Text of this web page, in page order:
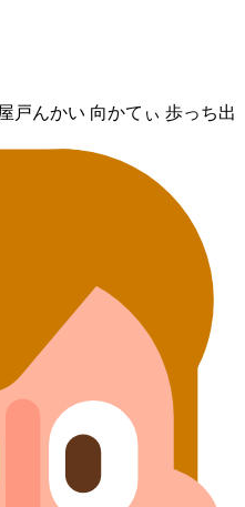
戸⁠んかい 向かてぃ 歩っち⁠出